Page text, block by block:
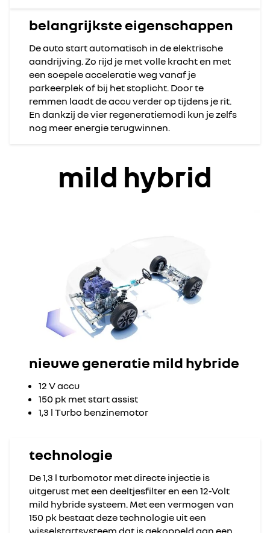
belangrijkste eigenschappen
De auto start automatisch in de elektrische
aandrijving. Zo rijd je met volle kracht en met
een soepele acceleratie weg vanaf je
parkeerplek of bij het stoplicht. Door te
remmen laadt de accu verder op tijdens je rit.
En dankzij de vier regeneratiemodi kun je zelfs
nog meer energie terugwinnen.
mild hybrid
nieuwe generatie mild hybride
12 V accu
150 pk met start assist
1,3 l Turbo benzinemotor
technologie
De 1,3 l turbomotor met directe injectie is
uitgerust met een deeltjesfilter en een 12-Volt
mild hybride systeem. Met een vermogen van
150 pk bestaat deze technologie uit een
wisselstartsysteem dat is gekoppeld aan een